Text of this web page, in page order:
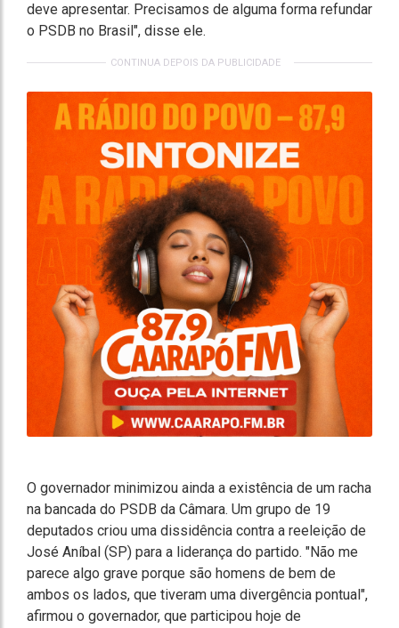
deve apresentar. Precisamos de alguma forma refundar
o PSDB no Brasil", disse ele.
CONTINUA DEPOIS DA PUBLICIDADE
O governador minimizou ainda a existência de um racha
na bancada do PSDB da Câmara. Um grupo de 19
deputados criou uma dissidência contra a reeleição de
José Aníbal (SP) para a liderança do partido. "Não me
parece algo grave porque são homens de bem de
ambos os lados, que tiveram uma divergência pontual",
afirmou o governador, que participou hoje de